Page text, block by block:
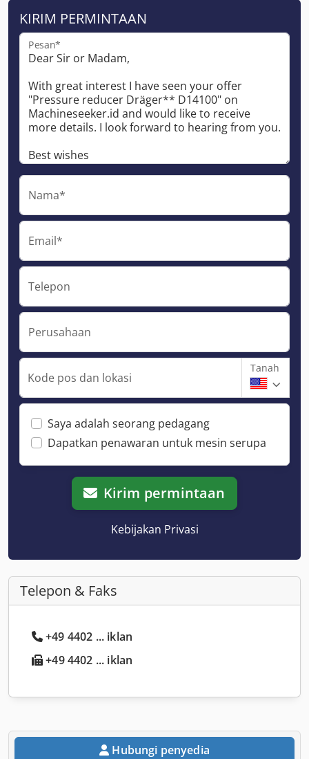
KIRIM PERMINTAAN
Pesan*
Nama*
Email*
Telepon
Perusahaan
Kode pos dan lokasi
Tanah
Saya adalah seorang pedagang
Dapatkan penawaran untuk mesin serupa
Kirim permintaan
Kebijakan Privasi
Telepon & Faks
+49 4402 ... iklan
+49 4402 ... iklan
Hubungi penyedia